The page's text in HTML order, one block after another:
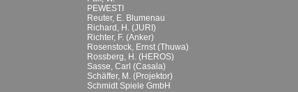
PEWESTI
Reuter, E. Blumenau
Richard, H. (JURI)
Richter, F. (Anker)
Rosenstock, Ernst (Thuwa)
Rossberg, H. (HEROS)
Sasse, Carl (Casala)
Schäffer, M. (Projektor)
Schmidt Spiele GmbH